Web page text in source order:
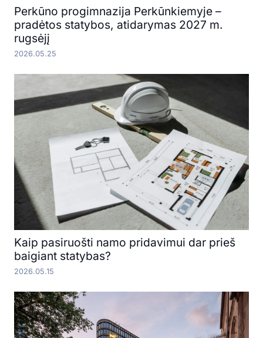
Perkūno progimnazija Perkūnkiemyje –
pradėtos statybos, atidarymas 2027 m.
rugsėjį
2026.05.25
Kaip pasiruošti namo pridavimui dar prieš
baigiant statybas?
2026.05.15